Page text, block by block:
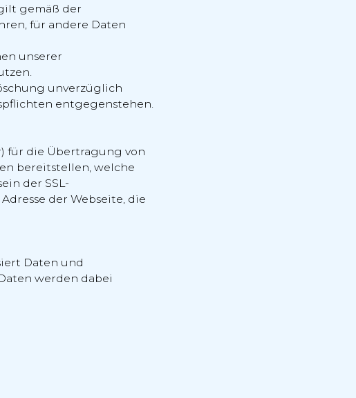
gemäß der
für andere Daten
unserer
unverzüglich
entgegenstehen.
für die Übertragung von
bereitstellen, welche
der SSL-
der Webseite, die
Daten und
werden dabei